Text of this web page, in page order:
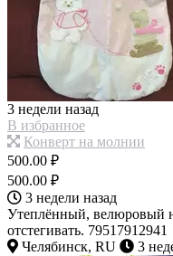
3 недели назад
В избранное
Конверт на молнии
500.00 ₽
500.00 ₽
3 недели назад
Утеплённый, велюровый
отстегивать. 79517912941
Челябинск, RU
3